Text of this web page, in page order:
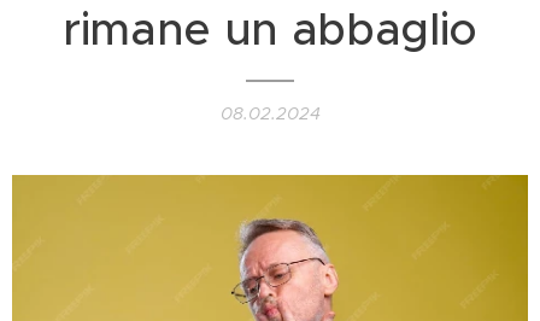
rimane un abbaglio
08.02.2024